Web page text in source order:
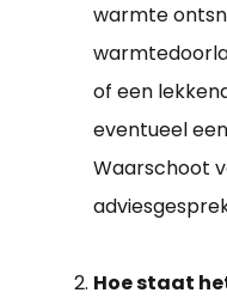
warmte
of een
eventueel
Waarschoot
Hoe staat